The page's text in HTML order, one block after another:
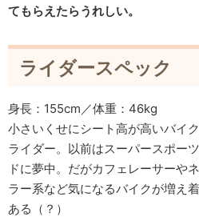
てもらえたらうれしい。
ライダースペック
身長：155cm／体重：46kg
小さいくせにシート高が高いバイ
ライダー。以前はスーパースポー
ドに夢中。だがカフェレーサーや
ラー系など気になるバイクが増え
ある（？）